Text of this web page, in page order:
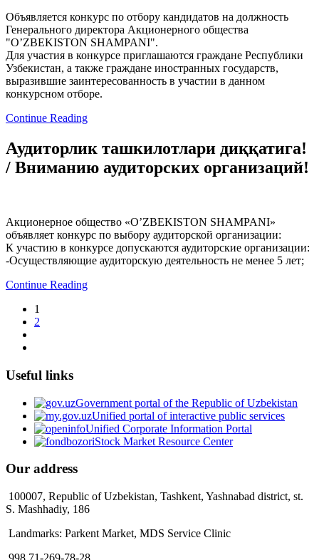
Объявляется конкурс по отбору кандидатов на должность
Генерального директора Акционерного общества
"O’ZBEKISTON SHAMPANI".
Для участия в конкурсе приглашаются граждане Республики
Узбекистан, а также граждане иностранных государств,
выразившие заинтересованность в участии в данном
конкурсном отборе.
Continue Reading
Аудиторлик ташкилотлари диққатига!
/ Вниманию аудиторских организаций!
Акционерное общество «O’ZBEKISTON SHAMPANI»
объявляет конкурс по выбору аудиторской организации:
К участию в конкурсе допускаются аудиторские организации:
-Осуществляющие аудиторскую деятельность не менее 5 лет;
Continue Reading
1
2
Useful links
Government portal of the Republic of Uzbekistan
Unified portal of interactive public services
Unified Corporate Information Portal
Stock Market Resource Center
Our address
100007, Republic of Uzbekistan, Tashkent, Yashnabad district, st.
S. Mashhadiy, 186
Landmarks: Parkent Market, MDS Service Clinic
998 71-269-78-28